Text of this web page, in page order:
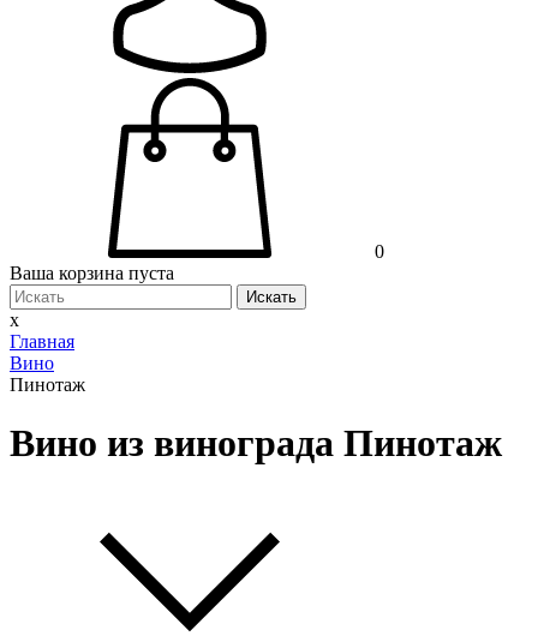
0
Ваша корзина пуста
Искать
x
Главная
Вино
Пинотаж
Вино из винограда Пинотаж